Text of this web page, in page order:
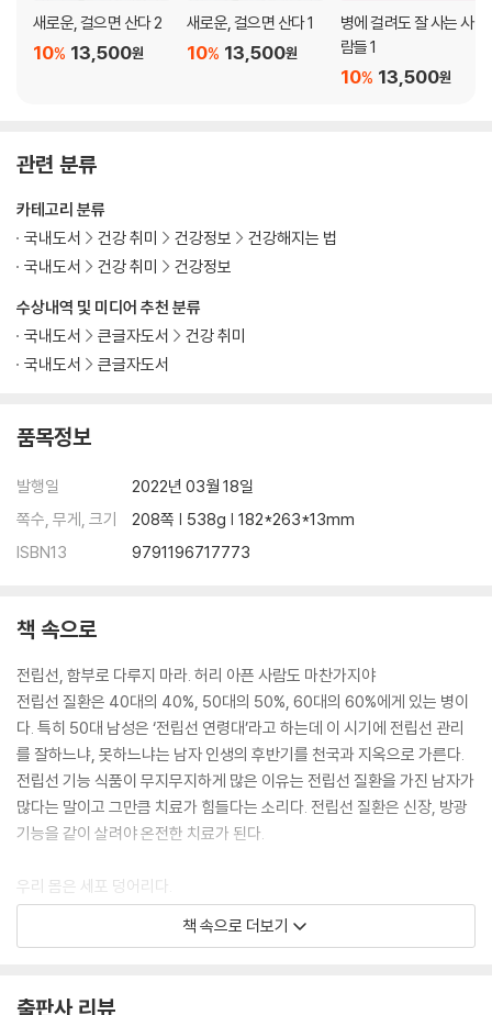
36. 산신령의 마음
37. 새해 결심… 십계명
38. 도전은 행동이다
42. 명성은 수증기, 인기는 우연한 사건과 같다
44. 일등이 되지 말고 일류가 되자
45. 전립선은 건강의 척도다
46. 대머리 약과 비아그라의 대결
47. 당신은 얼마나 멋지게 사는가
48. 조선 왕의 비아그라 들깨죽
49. 위대한 음료
새로운, 걸으면 산다 2
13,500원
10%
새로운, 걸으면 산다 1
13,500원
10%
병에 걸려도 잘 사는 사
람들 1
13,500원
10%
관련 분류
수상내역 및 미디어 추천 분류
국내도서
큰글자도서
건강 취미
국내도서
큰글자도서
카테고리 분류
국내도서
건강 취미 건강정보
건강해지는 법
국내도서
건강 취미 건강정보
품목정보
발행일
2022년 03월 18일
쪽수, 무게, 크기
208쪽 | 538g | 182*263*13mm
ISBN13
9791196717773
책 속으로
전립선, 함부로 다루지 마라. 허리 아픈 사람도 마찬가지야
전립선 질환은 40대의 40%, 50대의 50%, 60대의 60%에게 있는 병이
다. 특히 50대 남성은 ‘전립선 연령대’라고 하는데 이 시기에 전립선 관리
를 잘하느냐, 못하느냐는 남자 인생의 후반기를 천국과 지옥으로 가른다.
전립선 기능 식품이 무지무지하게 많은 이유는 전립선 질환을 가진 남자가
많다는 말이고 그만큼 치료가 힘들다는 소리다. 전립선 질환은 신장, 방광
기능을 같이 살려야 온전한 치료가 된다.
우리 몸은 세포 덩어리다.
세포는 너무 작아 현미경으로 봐야 한다. 큰 세포도 있다. 계란은 한 개의
세포다.그런데 척추뼈 끝에는 엄지발가락까지 이어지는 신경세포가 있다.
책 속으로 더보기
출판사 리뷰